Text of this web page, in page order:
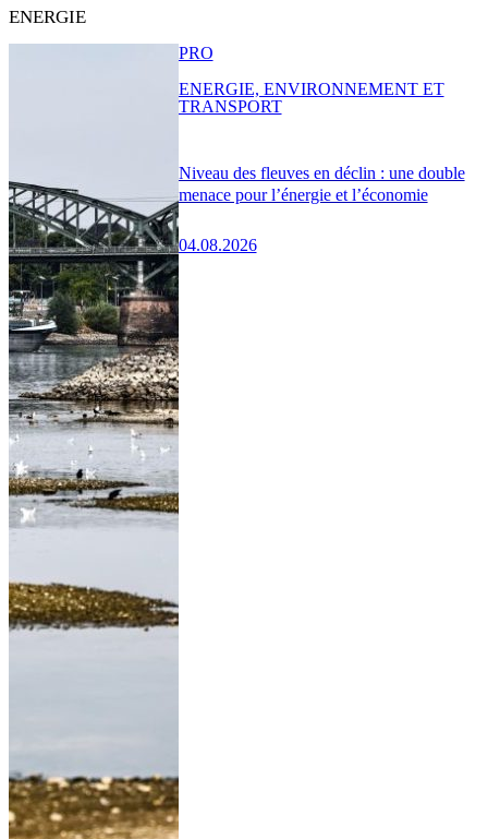
ENERGIE
Niveau des fleuves en déclin : une double
menace pour l’énergie et l’économie
04.08.2026
PRO
ENERGIE, ENVIRONNEMENT ET
TRANSPORT